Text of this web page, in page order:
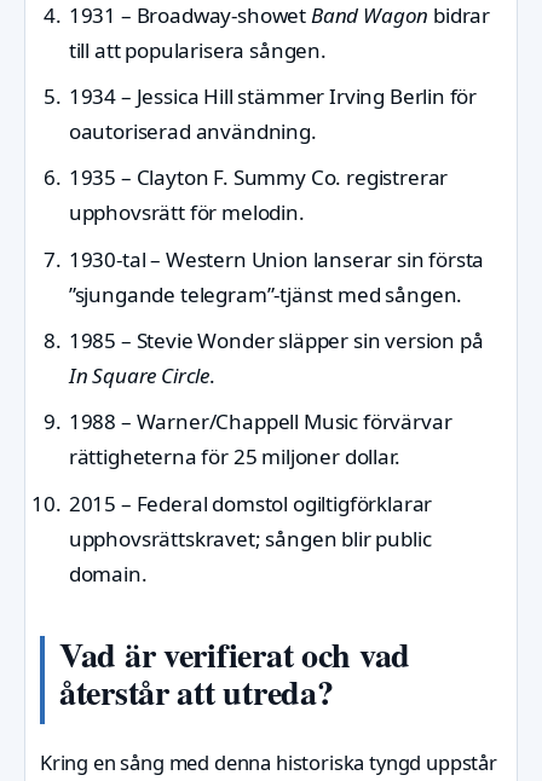
1931 – Broadway-showetBand Wagon bidrar
till att popularisera sången.
1934– Jessica Hill stämmer Irving Berlin för
oautoriserad användning.
1935 – Clayton F. Summy Co. registrerar
upphovsrätt för melodin.
1930-tal– Western Union lanserar sin första
”sjungande telegram”-tjänst med sången.
1985 – Stevie Wonder släpper sin version på
In Square Circle.
1988 – Warner/Chappell Music förvärvar
rättigheterna för 25 miljoner dollar.
2015 – Federal domstol ogiltigförklarar
upphovsrättskravet; sången blir public
domain.
Vad är verifierat och vad
återstår att utreda?
Kring en sång med denna historiska tyngd uppstår